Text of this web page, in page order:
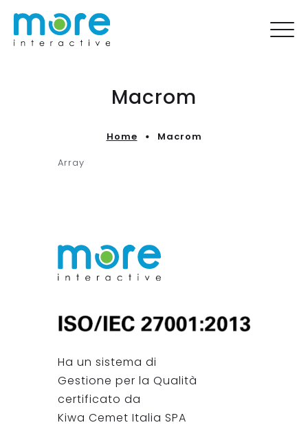
Macrom
Home
Macrom
Array
Ha un sistema di
Gestione per la Qualità
certificato da
Kiwa Cemet Italia SPA